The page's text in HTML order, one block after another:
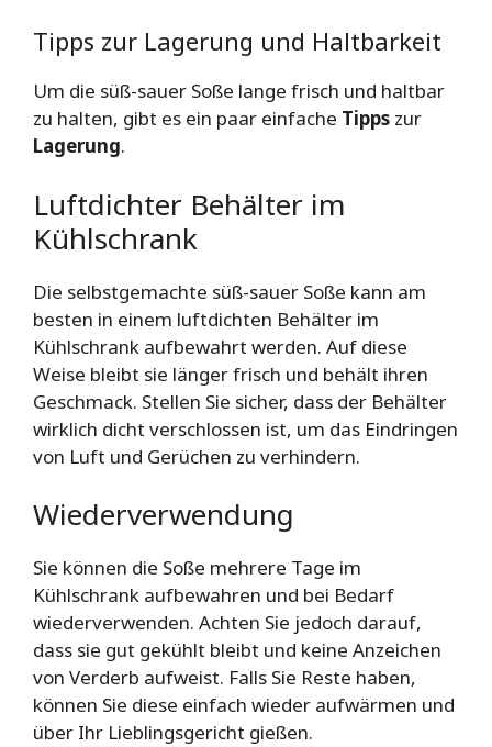
Tipps zur Lagerung und Haltbarkeit
Um die süß-sauer Soße lange frisch und haltbar
zu halten, gibt es ein paar einfache Tipps zur
Lagerung.
Luftdichter Behälter im
Kühlschrank
Die selbstgemachte süß-sauer Soße kann am
besten in einem luftdichten Behälter im
Kühlschrank aufbewahrt werden. Auf diese
Weise bleibt sie länger frisch und behält ihren
Geschmack. Stellen Sie sicher, dass der Behälter
wirklich dicht verschlossen ist, um das Eindringen
von Luft und Gerüchen zu verhindern.
Wiederverwendung
Sie können die Soße mehrere Tage im
Kühlschrank aufbewahren und bei Bedarf
wiederverwenden. Achten Sie jedoch darauf,
dass sie gut gekühlt bleibt und keine Anzeichen
von Verderb aufweist. Falls Sie Reste haben,
können Sie diese einfach wieder aufwärmen und
über Ihr Lieblingsgericht gießen.